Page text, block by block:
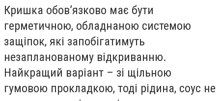
Кришка обов’язково має бути
герметичною, обладнаною системою
защіпок, які запобігатимуть
незапланованому відкриванню.
Найкращий варіант – зі щільною
гумовою прокладкою, тоді рідина, соус не